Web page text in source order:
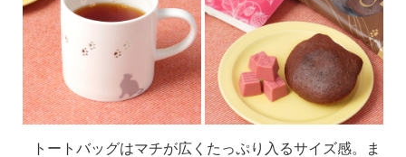
トートバッグはマチが広くたっぷり入るサイズ感。ま